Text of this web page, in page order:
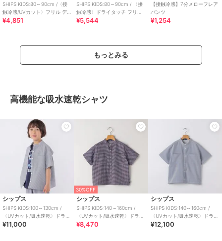
SHIPS KIDS:80～90cm /〈接
触冷感/UVカット〉フリル デ
イリー ショーツ
¥4,851
SHIPS KIDS:80～90cm / 〈接
触冷感〉ドライタッチ フリル
ショート パンツ
¥5,544
【接触冷感】7分メローフレア
パンツ
¥1,254
もっとみる
高機能な吸水速乾シャツ
シップス
SHIPS KIDS:100～130cm /
〈UVカット/吸水速乾〉ドライ
タッチ バンドカラー シャ
¥11,000
30%OFF
シップス
SHIPS KIDS:140～160cm /
〈UVカット/吸水速乾〉ドライ
タッチ バンドカラー シャ
¥8,470
シップス
SHIPS KIDS:140～160cm /
〈UVカット/吸水速乾〉ドライ
タッチ バンドカラー シャ
¥12,100